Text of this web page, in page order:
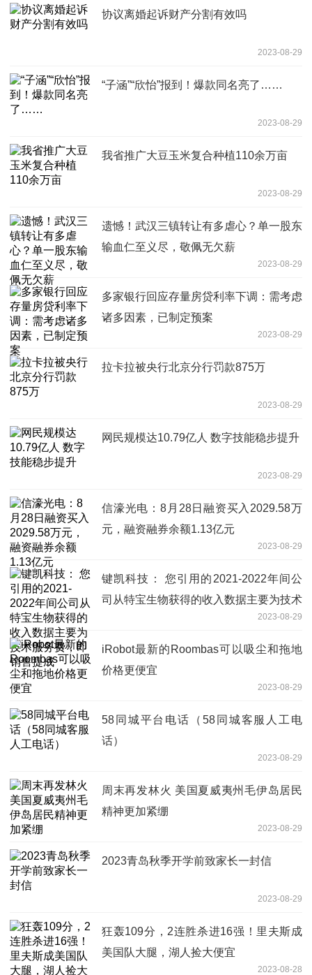
协议离婚起诉财产分割有效吗
2023-08-29
“子涵”“欣怡”报到！爆款同名亮了……
2023-08-29
我省推广大豆玉米复合种植110余万亩
2023-08-29
遗憾！武汉三镇转让有多虐心？单一股东
输血仁至义尽，敬佩无欠薪
2023-08-29
多家银行回应存量房贷利率下调：需考虑
诸多因素，已制定预案
2023-08-29
拉卡拉被央行北京分行罚款875万
2023-08-29
网民规模达10.79亿人 数字技能稳步提升
2023-08-29
信濠光电：8月28日融资买入2029.58万
元，融资融券余额1.13亿元
2023-08-29
键凯科技： 您引用的2021-2022年间公
司从特宝生物获得的收入数据主要为技术
2023-08-29
iRobot最新的Roombas可以吸尘和拖地
价格更便宜
2023-08-29
58同城平台电话（58同城客服人工电
话）
2023-08-29
周末再发林火 美国夏威夷州毛伊岛居民
精神更加紧绷
2023-08-29
2023青岛秋季开学前致家长一封信
2023-08-29
狂轰109分，2连胜杀进16强！里夫斯成
美国队大腿，湖人捡大便宜
2023-08-28